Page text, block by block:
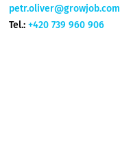
petr.oliver@growjob.com
Tel.: +420 739 960 906